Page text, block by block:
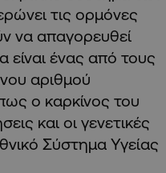
τις ορμόνες
να απαγορευθεί
είναι ένας από τους
αριθμού
ο καρκίνος του
και οι γενετικές
Σύστημα Υγείας